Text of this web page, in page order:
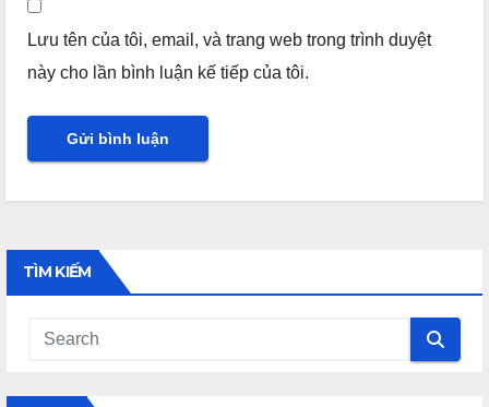
Lưu tên của tôi, email, và trang web trong trình duyệt
này cho lần bình luận kế tiếp của tôi.
TÌM KIẾM